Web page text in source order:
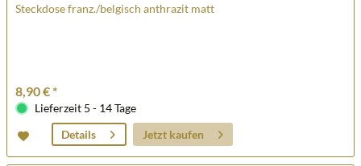
Steckdose franz./belgisch anthrazit matt
8,90 € *
Lieferzeit 5 - 14 Tage
Details
Jetzt kaufen